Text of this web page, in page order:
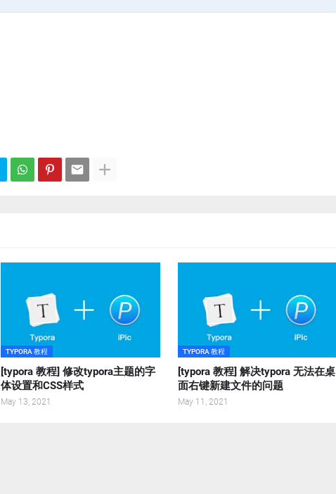
TYPORA 教程
[typora 教程] 修改typora主题的字
体设置和CSS样式
May 13, 2021
TYPORA 教程
[typora 教程] 解决typora 无法在桌
面右键新建文件的问题
May 11, 2021